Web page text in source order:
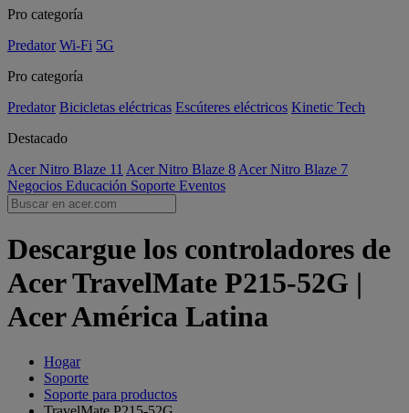
Pro categoría
Predator Wi-Fi 5G
Pro categoría
Predator Bicicletas eléctricas Escúteres eléctricos Kinetic Tech
Destacado
Acer Nitro Blaze 11 Acer Nitro Blaze 8 Acer Nitro Blaze 7
Negocios Educación Soporte Eventos
Descargue los controladores de
Acer TravelMate P215-52G |
Acer América Latina
Hogar
Soporte
Soporte para productos